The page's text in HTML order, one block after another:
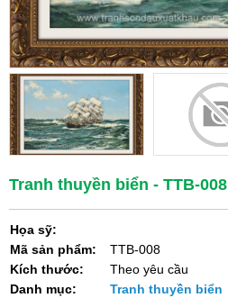
Tranh thuyền biển - TTB-008
Họa sỹ:
Mã sản phẩm:
Kích thước:
Danh mục:
TTB-008
Theo yêu cầu
Tranh thuyền biển